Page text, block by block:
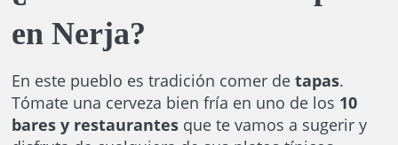
en Nerja?
En este pueblo es tradición comer de tapas.
Tómate una cerveza bien fría en uno de los 10
bares y restaurantesque te vamos a sugerir y